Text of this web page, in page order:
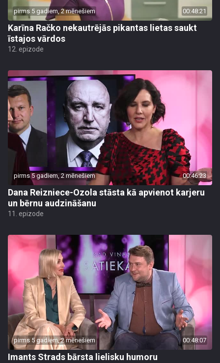
pirms 5 gadiem, 2 mēnešiem 00:48:21
Karīna Račko nekautrējās pikantas lietas saukt
īstajos vārdos
12. epizode
pirms 5 gadiem, 2 mēnešiem 00:46:23
Dana Reizniece-Ozola stāsta kā apvienot karjeru
un bērnu audzināšanu
11. epizode
pirms 5 gadiem, 2 mēnešiem 00:48:07
Imants Strads bārsta lielisku humoru